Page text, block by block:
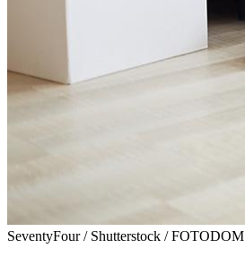
SeventyFour / Shutterstock / FOTODOM